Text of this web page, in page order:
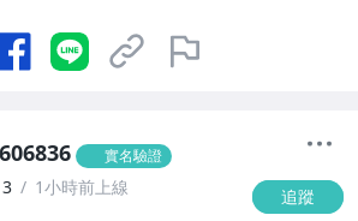
實名驗證
1小時前上線 追蹤